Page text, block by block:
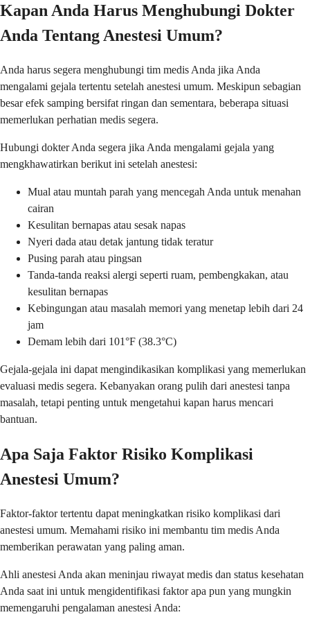
Kapan Anda Harus Menghubungi Dokter
Anda Tentang Anestesi Umum?
Anda harus segera menghubungi tim medis Anda jika Anda
mengalami gejala tertentu setelah anestesi umum. Meskipun sebagian
besar efek samping bersifat ringan dan sementara, beberapa situasi
memerlukan perhatian medis segera.
Hubungi dokter Anda segera jika Anda mengalami gejala yang
mengkhawatirkan berikut ini setelah anestesi:
Mual atau muntah parah yang mencegah Anda untuk menahan
cairan
Kesulitan bernapas atau sesak napas
Nyeri dada atau detak jantung tidak teratur
Pusing parah atau pingsan
Tanda-tanda reaksi alergi seperti ruam, pembengkakan, atau
kesulitan bernapas
Kebingungan atau masalah memori yang menetap lebih dari 24
jam
Demam lebih dari 101°F (38.3°C)
Gejala-gejala ini dapat mengindikasikan komplikasi yang memerlukan
evaluasi medis segera. Kebanyakan orang pulih dari anestesi tanpa
masalah, tetapi penting untuk mengetahui kapan harus mencari
bantuan.
Apa Saja Faktor Risiko Komplikasi
Anestesi Umum?
Faktor-faktor tertentu dapat meningkatkan risiko komplikasi dari
anestesi umum. Memahami risiko ini membantu tim medis Anda
memberikan perawatan yang paling aman.
Ahli anestesi Anda akan meninjau riwayat medis dan status kesehatan
Anda saat ini untuk mengidentifikasi faktor apa pun yang mungkin
memengaruhi pengalaman anestesi Anda: